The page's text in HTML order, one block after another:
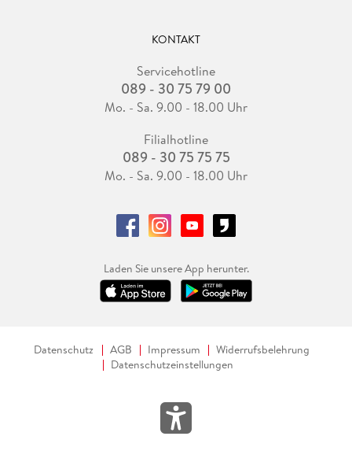
KONTAKT
Servicehotline
089 - 30 75 79 00
Mo. - Sa. 9.00 - 18.00 Uhr
Filialhotline
089 - 30 75 75 75
Mo. - Sa. 9.00 - 18.00 Uhr
Laden Sie unsere App herunter.
Datenschutz AGB Impressum
Widerrufsbelehrung
Datenschutzeinstellungen